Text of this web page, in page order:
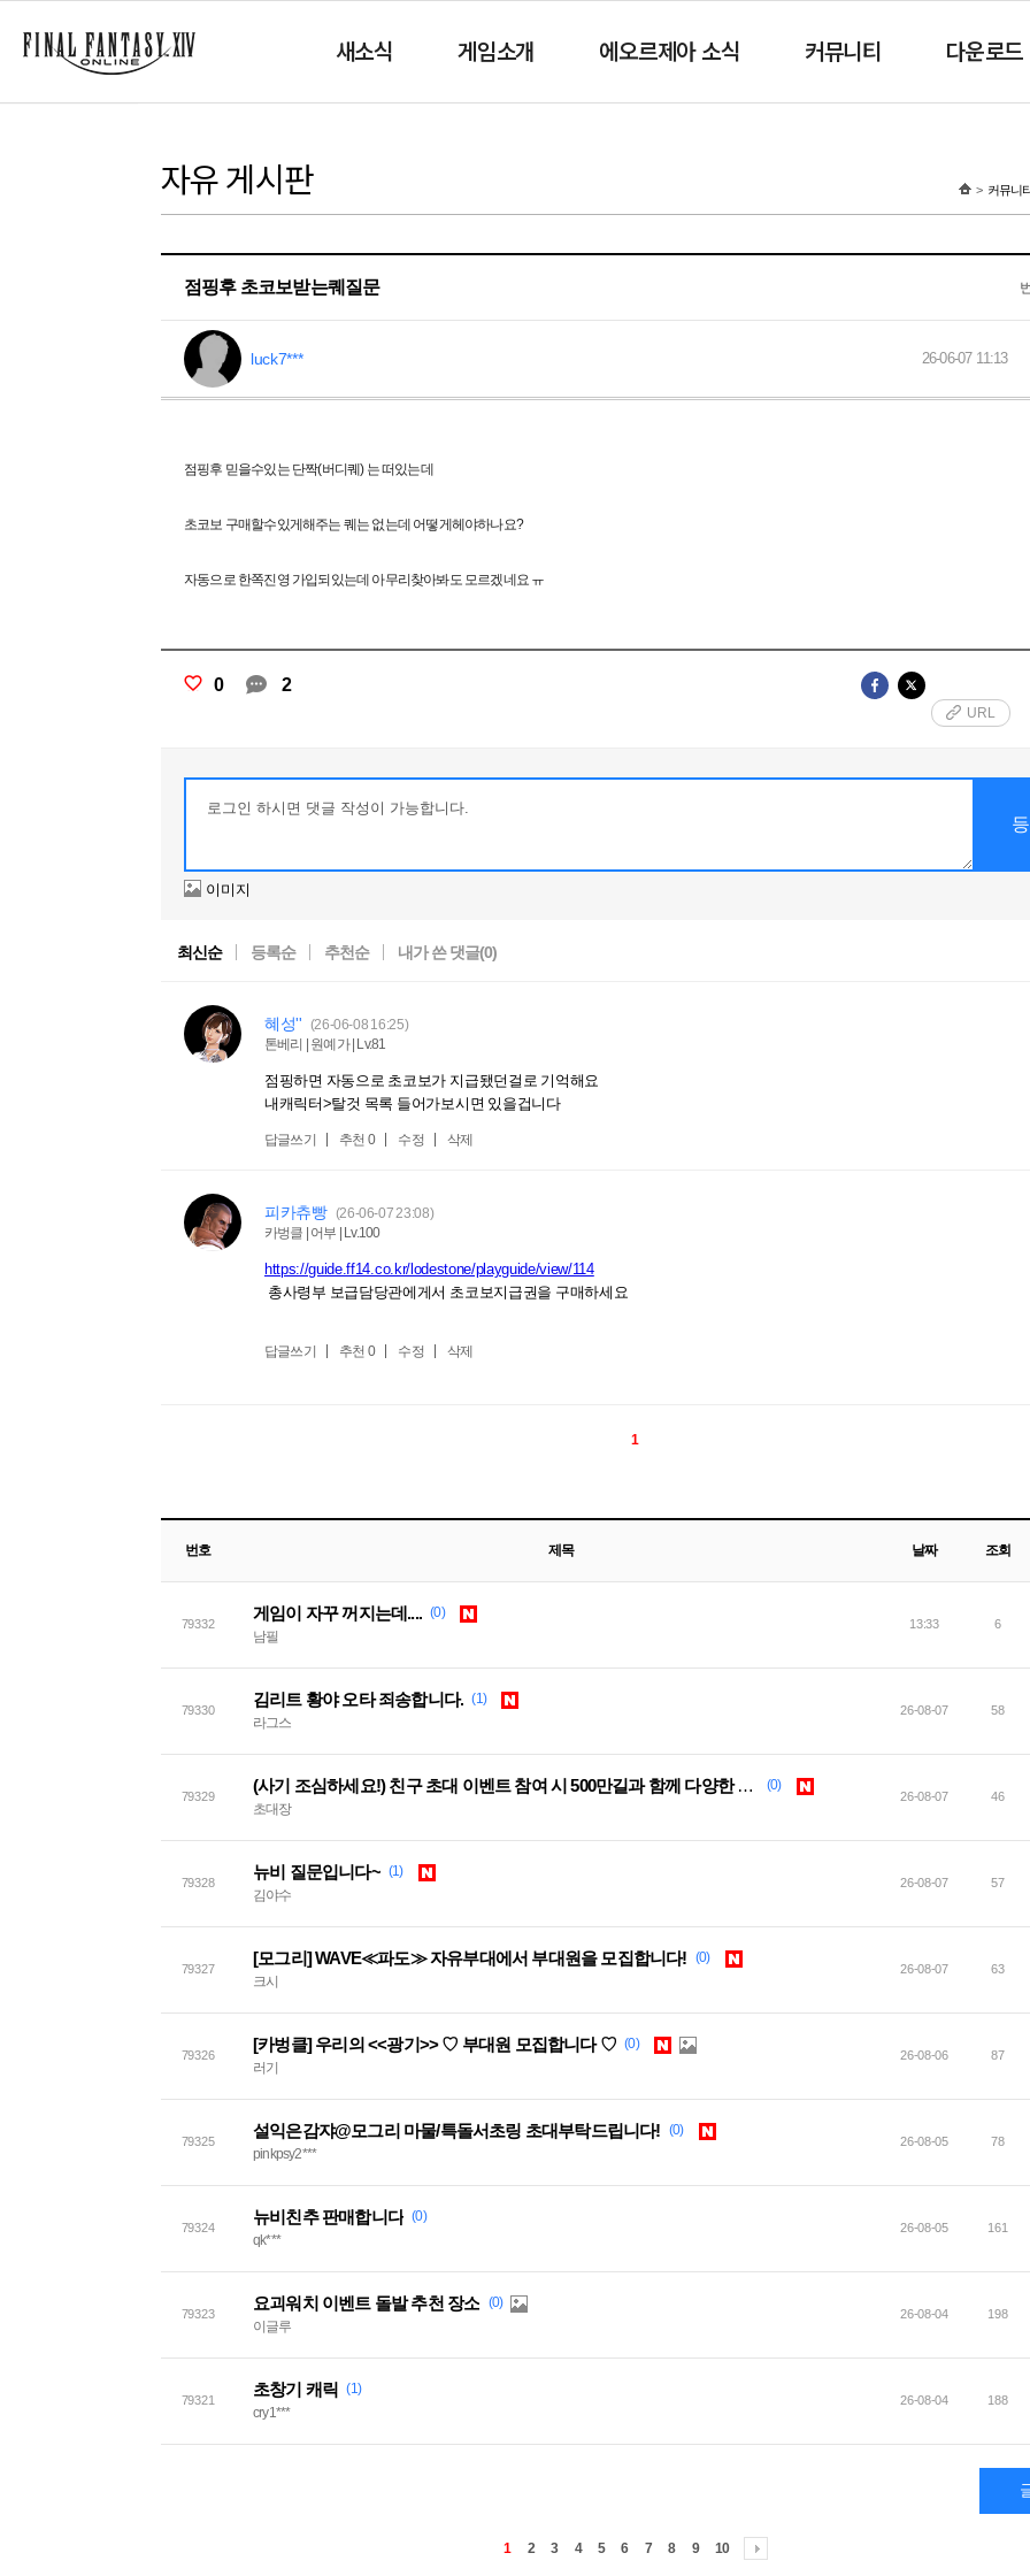
새소식 게임소개 에오르제아 소식 커뮤니티 다운로드
자유 게시판 커뮤니
점핑후 초코보받는퀘질문
luck7*** 26-06-07 11:13
점핑후 믿을수있는 단짝(버디퀘) 는 떠있는데
초코보 구매할수있게해주는 퀘는 없는데 어떻게헤야하나요?
자동으로 한쪽진영 가입되있는데 아무리찾아봐도 모르겠네요 ㅠ
0 2
URL
이미지
최신순 등록순 추천순 내가 쓴 댓글(0)
혜성'' (26-06-08 16:25)
톤베리 | 원예가 | Lv.81
점핑하면 자동으로 초코보가 지급됐던걸로 기억해요
내캐릭터>탈것 목록 들어가보시면 있을겁니다
답글쓰기 추천 0 수정 삭제
피카츄빵 (26-06-07 23:08)
카벙클 | 어부 | Lv.100
https://guide.ff14.co.kr/lodestone/playguide/view/114
총사령부 보급담당관에게서 초코보지급권을 구매하세요
답글쓰기 추천 0 수정 삭제
1
번호 제목 날짜 조회
79332
게임이 자꾸 꺼지는데.... (0)
남필
13:33 6
79330
김리트 황야 오타 죄송합니다. (1)
라그스
26-08-07 58
79329
(사기 조심하세요!) 친구 초대 이벤트 참여 시 500만길과 함께 다양한 혜택을 드립니다!
(0)
초대장
26-08-07 46
79328
뉴비 질문입니다~ (1)
김야수
26-08-07 57
79327
[모그리] WAVE≪파도≫ 자유부대에서 부대원을 모집합니다! (0)
크시
26-08-07 63
79326
[카벙클] 우리의 <<광기>> ♡ 부대원 모집합니다 ♡ (0)
러기
26-08-06 87
79325
설익은감쟈@모그리 마물/특돌서초링 초대부탁드립니다! (0)
pinkpsy2***
26-08-05 78
79324
뉴비친추 판매합니다 (0)
qk***
26-08-05 161
79323
요괴워치 이벤트 돌발 추천 장소 (0)
이글루
26-08-04 198
79321
초창기 캐릭
(1)
cry1***
26-08-04 188
1 2 3 4 5 6 7 8 9 10